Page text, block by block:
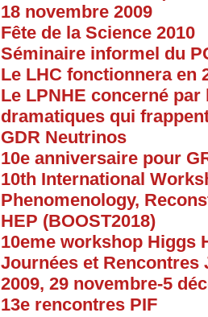
18 novembre 2009
Fête de la Science 2010
Séminaire informel du
Le LHC fonctionnera en
Le LPNHE concerné par
dramatiques qui
GDR Neutrinos
10e anniversaire pour
10th International
Phenomenology,
HEP (BOOST2018)
10eme workshop Higgs
Journées et Rencontres
2009, 29 novembre-5
13e rencontres PIF